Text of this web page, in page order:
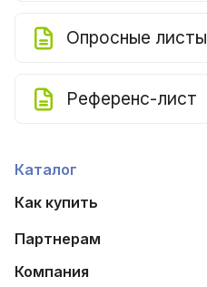
Опросные листы
Референс-лист
Каталог
Как купить
Партнерам
Компания